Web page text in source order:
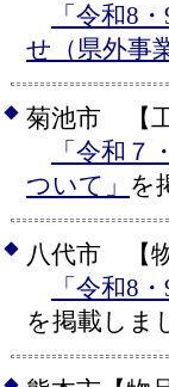
「令和8
せ（県外事
◆ 菊池市 【工
「令和
ついて」 を
◆ 八代市 【物
「令和8
を掲載しま